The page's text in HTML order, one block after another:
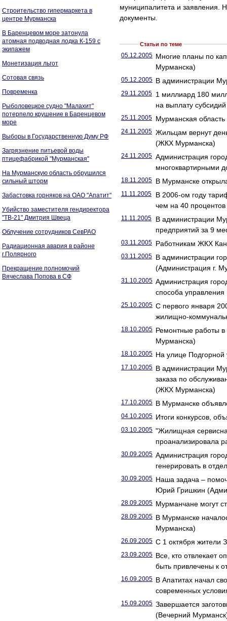
Строительство гипермаркета в
центре Мурманска
В Баренцевом море затонула
атомная подводная лодка К-159 с
экипажем
Монетизация льгот
Сотовая связь
Повременка
Рыболовецкое судно "Малахит"
потерпело крушение в Баренцевом
море
Выборы в Государственную Думу РФ
Загрязнение питьевой воды
птицефабрикой "Мурманская"
На Мурманскую область обрушился
сильный шторм
Забастовка горняков на ОАО "Апатит"
Убийство заместителя гендиректора
"ТВ-21" Дмитрия Швеца
Облучение сотрудников СевРАО
Радиационная авария в районе
г.Полярного
Прекращение полномочий
Вячеслава Попова в СФ
муниципалитета и заявления.
документы.
Статьи по теме
05.12.2005 Многие планы по
Мурманска)
05.12.2005 В администрации
29.11.2005 1 миллиард 180
на выплату
25.11.2005 Мурманская
24.11.2005 Жильцам вернут
(ЖКХ Мурманска)
24.11.2005 Администрация
многоквартирными
18.11.2005 В Мурманске
11.11.2005
В 2006-ом году
чем на 40
11.11.2005
В администрации
предприятий за 9
03.11.2005 Работникам ЖКХ
03.11.2005 В администрации
(Администрация г.
31.10.2005 Администрация
способа
25.10.2005 С первого января
жилищно-
18.10.2005 Ремонтные работы в
Мурманска)
18.10.2005 На улице
17.10.2005 В администрации
заказа по
(ЖКХ Мурманска)
17.10.2005 В Мурманске
04.10.2005 Итоги конкурсов,
03.10.2005 "Жилищная
проанализировала
30.09.2005 Администрация
генерировать в
30.09.2005 Наша задача –
Юрий Гришкин
28.09.2005 Мурманчане могут
28.09.2005 В Мурманске
Мурманска)
26.09.2005 С 1 октября жители
23.09.2005 Все, кто отвлекает
быть привлечены к
16.09.2005 В Апатитах начал
современных
15.09.2005 Завершается
(Вечерний